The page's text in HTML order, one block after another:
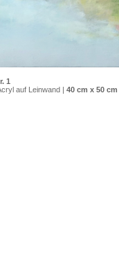
1
auf Leinwand | 40 cm x 50 cm